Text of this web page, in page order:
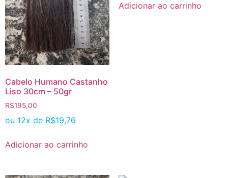
Cabelo Humano Castanho
Liso 30cm – 50gr
R$195,00
ou 12x de R$19,76
Adicionar ao carrinho
Adicionar ao carrinho